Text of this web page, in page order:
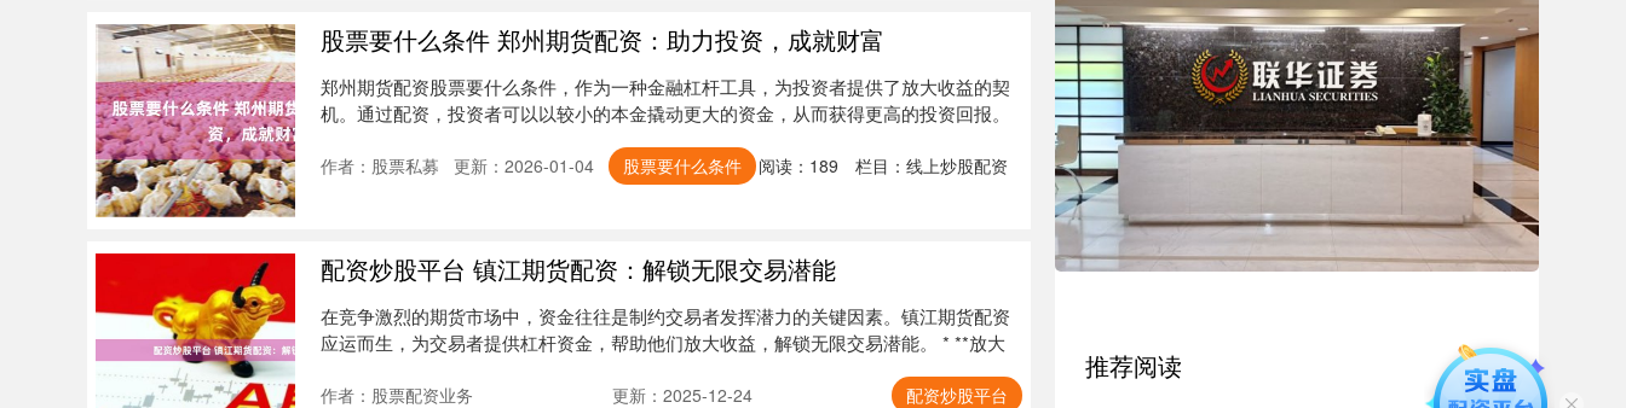
股票要什么条件 郑州期货配资：助力投资，成就财富
郑州期货配资股票要什么条件，作为一种金融杠杆工具，为投资者提供了放大收益的契
机。通过配资，投资者可以以较小的本金撬动更大的资金，从而获得更高的投资回报。
作者：股票私募 更新：2026-01-04 股票要什么条件 阅读： 189 栏目： 线上炒股配资
配资炒股平台 镇江期货配资：解锁无限交易潜能
在竞争激烈的期货市场中，资金往往是制约交易者发挥潜力的关键因素。镇江期货配资
应运而生，为交易者提供杠杆资金，帮助他们放大收益，解锁无限交易潜能。 * **放大
作者：股票配资业务 更新：2025-12-24
配资炒股平台
推荐阅读